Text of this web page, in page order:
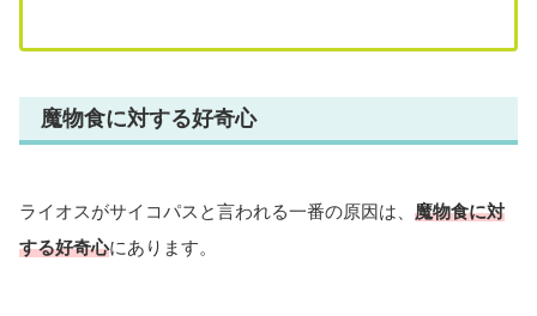
魔物食に対する好奇心
ライオスがサイコパスと言われる一番の原因は、 魔物食に対
する好奇心にあります。